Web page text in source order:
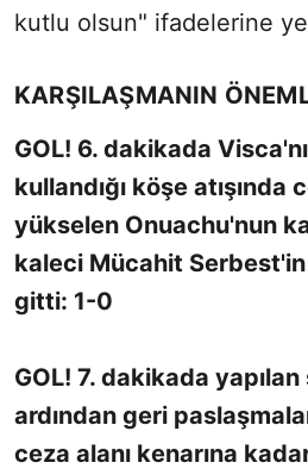
kutlu olsun" ifadelerine
KARŞILAŞMANIN
GOL! 6. dakikada
kullandığı köşe atışında
yükselen Onuachu'nun
kaleci Mücahit
gitti: 1-0
GOL! 7. dakikada
ardından geri
ceza alanı kenarına